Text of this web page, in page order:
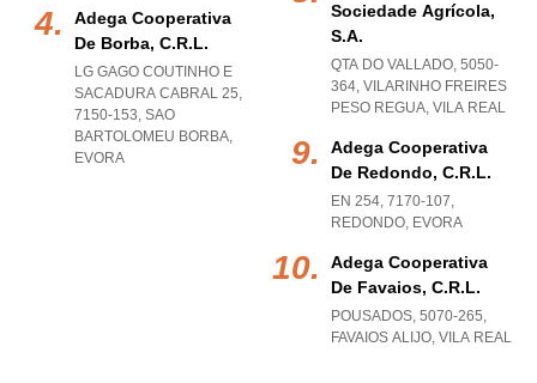
Adega Cooperativa
De Borba, C.r.l.
LG GAGO COUTINHO E
SACADURA CABRAL 25,
7150-153, SAO
BARTOLOMEU BORBA,
EVORA
Sociedade Agrícola,
S.a.
QTA DO VALLADO, 5050-
364, VILARINHO FREIRES
PESO REGUA, VILA REAL
Adega Cooperativa
De Redondo, C.r.l.
EN 254, 7170-107,
REDONDO, EVORA
Adega Cooperativa
De Favaios, C.r.l.
POUSADOS, 5070-265,
FAVAIOS ALIJO, VILA REAL